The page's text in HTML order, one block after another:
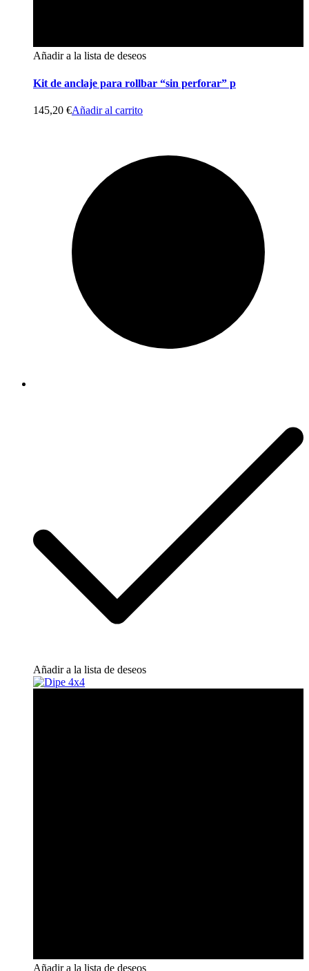
Añadir a la lista de deseos
Kit de anclaje para rollbar “sin perforar” p
145,20 €Añadir al carrito
Añadir a la lista de deseos
Añadir a la lista de deseos